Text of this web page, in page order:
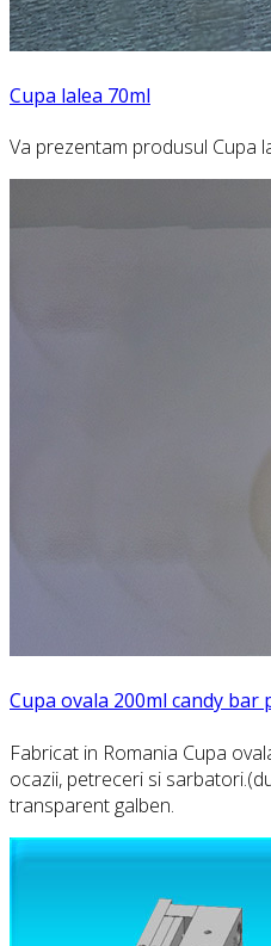
Cupa lalea 70ml
Va prezentam produsul Cupa
Cupa ovala 200ml candy
Fabricat in Romania Cupa
ocazii, petreceri si
transparent galben.